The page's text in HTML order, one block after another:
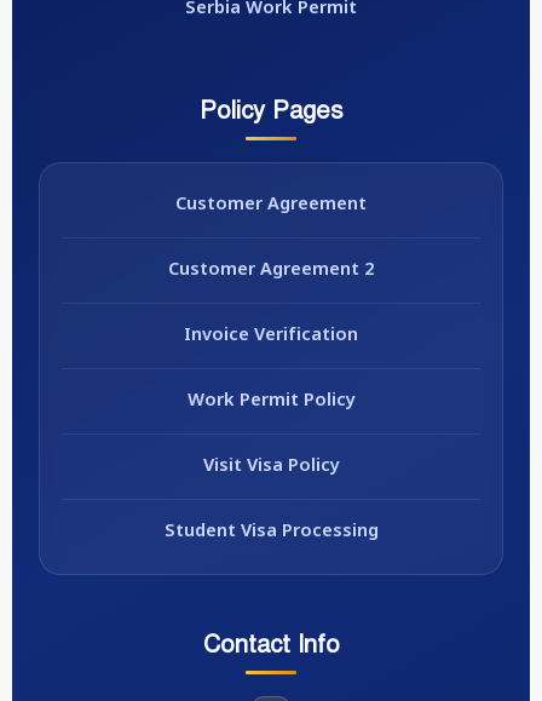
Serbia Work Permit
Policy Pages
Customer Agreement
Customer Agreement 2
Invoice Verification
Work Permit Policy
Visit Visa Policy
Student Visa Processing
Contact Info